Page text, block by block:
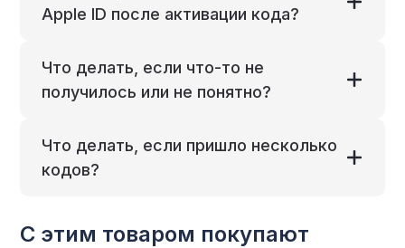
Apple ID после активации кода?
Что делать, если что-то не
получилось или не понятно?
Что делать, если пришло несколько
кодов?
С этим товаром покупают